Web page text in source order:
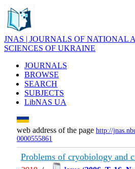
JNAS | JOURNALS OF NATIONAL
SCIENCES OF UKRAINE
JOURNALS
BROWSE
SEARCH
SUBJECTS
LibNAS UA
web address of the page http://
0000555861
Problems of cryobiology and